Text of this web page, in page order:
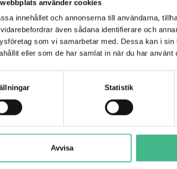
använder cookies
innehållet och annonserna till användarna,
även sådana identifierare och
som vi samarbetar med. Dessa kan i
eller som de har samlat in när du har använt
Statistik
Avvisa
vårt nyhetsbrev missar du aldrig spännande nyheter och